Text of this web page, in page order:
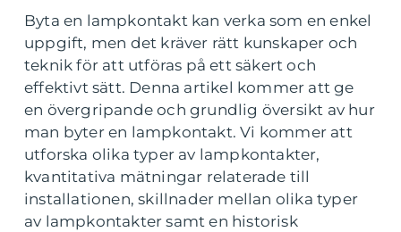
Byta en lampkontakt kan verka som en enkel
uppgift, men det kräver rätt kunskaper och
teknik för att utföras på ett säkert och
effektivt sätt. Denna artikel kommer att ge
en övergripande och grundlig översikt av hur
man byter en lampkontakt. Vi kommer att
utforska olika typer av lampkontakter,
kvantitativa mätningar relaterade till
installationen, skillnader mellan olika typer
av lampkontakter samt en historisk